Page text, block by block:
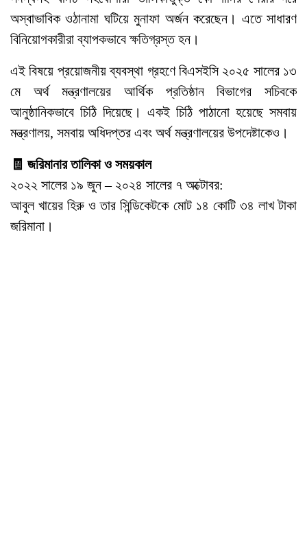
অস্বাভাবিক ওঠানামা ঘটিয়ে মুনাফা অর্জন করেছেন। এতে সাধারণ
বিনিয়োগকারীরা ব্যাপকভাবে ক্ষতিগ্রস্ত হন।
এই বিষয়ে প্রয়োজনীয় ব্যবস্থা গ্রহণে বিএসইসি ২০২৫ সালের ১৩
মে অর্থ মন্ত্রণালয়ের আর্থিক প্রতিষ্ঠান বিভাগের সচিবকে
আনুষ্ঠানিকভাবে চিঠি দিয়েছে। একই চিঠি পাঠানো হয়েছে সমবায়
মন্ত্রণালয়, সমবায় অধিদপ্তর এবং অর্থ মন্ত্রণালয়ের উপদেষ্টাকেও।
🧾 জরিমানার তালিকা ও সময়কাল
২০২২ সালের ১৯ জুন – ২০২৪ সালের ৭ অক্টোবর:
আবুল খায়ের হিরু ও তার সিন্ডিকেটকে মোট ১৪ কোটি ৩৪ লাখ টাকা
জরিমানা।